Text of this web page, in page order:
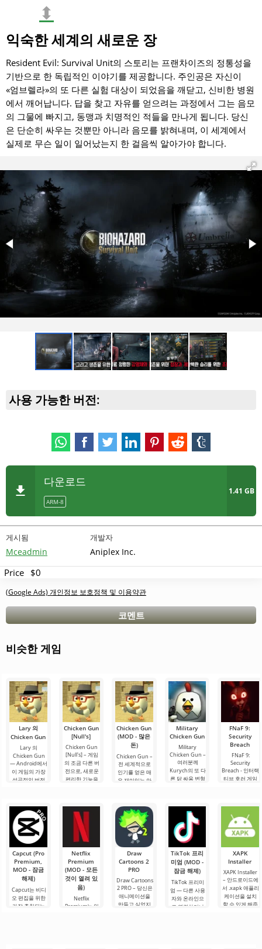
전술 전투
적인 캐릭터들로 팀을 구성하고, 그들의 독특한 능력을 실
시간으로 활용하세요.
밀을 발견하고, 함정을 피하며 감염자와 싸우세요.
퍼즐 해결 : Resident Evil의 고전적인 요소인 퍼즐과 제한된
자원이 전략적 깊이를 더합니다.
보스 전투: 이 게임을 위해 특별히 설계된 새로운 몬스터를
포함한 강력한 적들과 맞서 싸우세요.
멀티플레이 모드
: 글로벌 순위에서 다른 플레이어와 경쟁하
캐릭터 개발
: 영웅의 기술과 장비를 업그레이드하여 전투
효율성을 높이세요.
동적 전략: 전투원의 배치와 환경 활용 같은 즉각적인 결정
을 내려 전투의 흐름을 바꾸세요.
독창적인 스토리: Resident Evil의 평행 우주에서 새로운 이
야기를 탐험하며, «엄브렐라» 기업의 비밀을 밝혀내세요.
팀 커스터마이징
: 특정 임무에 맞게 팀 구성을 조정하고, 전
술과 능력 조합을 실험하세요.
⬍
익숙한 세계의 새로운 장
Resident Evil: Survival Unit의 스토리는 프랜차이즈의 정통성을
기반으로 한 독립적인 이야기를 제공합니다. 주인공은 자신이
«엄브렐라»의 또 다른 실험 대상이 되었음을 깨닫고, 신비한 병원
에서 깨어납니다. 답을 찾고 자유를 얻으려는 과정에서 그는 음모
의 그물에 빠지고, 동맹과 치명적인 적들을 만나게 됩니다. 당신
은 단순히 싸우는 것뿐만 아니라 음모를 밝혀내며, 이 세계에서
실제로 무슨 일이 일어났는지 한 걸음씩 알아가야 합니다.
사용 가능한 버전:
다운로드
ARM-8
1.41 GB
게시됨
Mceadmin
개발자
Aniplex Inc.
Price $0
(Google Ads) 개인정보 보호정책 및 이용약관
코멘트
비슷한 게임
Lary 의
Chicken Gun
Lary 의
Chicken Gun
— Android에서
이 게임의 가장
성공적인 버전
제공합니다. 이
러한 개선 사항
은 게임을 더
Chicken Gun
[Null's]
Chicken Gun
[Null's] – 게임
의 조금 다른 버
전으로, 새로운
편리한 기능을
를 할 필요가 없
으며 멀티플레
이어 전투에
Chicken Gun
(MOD - 많은
돈)
Chicken Gun –
전 세계적으로
인기를 얻은 매
우 재미있는 안
마도 이 게임은
처음에 인간이
주인공인 슈팅
게임을 패러디
하려는.
Military
Chicken Gun
Military
Chicken Gun –
여러분께
Kurych의 또 다
른 닭 싸움 변형
Chicken Gun
애호가들 사이
에서 인기를 얻
기
FNaF 9:
Security
Breach
FNaF 9:
Security
Breach - 인터랙
티브 호러 게임
습니다. 이 게임
은 애니마트로
닉과 함께하는
Capcut (Pro
Premium,
MOD - 잠금
해제)
Capcut는 비디
오 편집을 위한
가장 추천되는
Netflix
Premium
(MOD - 모든
것이 열려 있
음)
Netflix
Premium는 안
Draw
Cartoons 2
PRO
Draw Cartoons
2 PRO – 당신은
애니메이션을
만들고 싶었지
TikTok 프리
미엄 (MOD -
잠금 해제)
TikTok 프리미
엄 — 다른 사용
자와 온라인으
로 연결하거나
XAPK
Installer
XAPK Installer
– 안드로이드에
서 .xapk 애플리
케이션을 설치
할 수 있게 해줍